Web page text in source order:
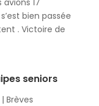
17
bien passée
. Victoire de
seniors
| Brèves